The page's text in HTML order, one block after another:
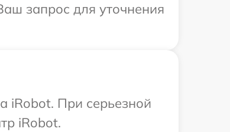
запрос для уточнения
iRobot. При серьезной
iRobot.